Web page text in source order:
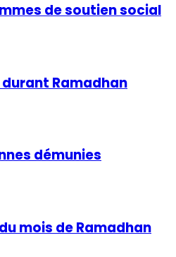
de soutien social
Ramadhan
démunies
mois de Ramadhan